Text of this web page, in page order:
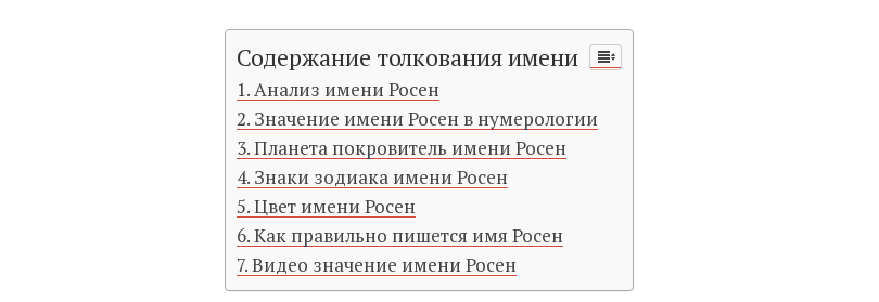
Содержание толкования имени
Анализ имени Росен
Значение имени Росен в нумерологии
Планета покровитель имени Росен
Знаки зодиака имени Росен
Цвет имени Росен
Как правильно пишется имя Росен
Видео значение имени Росен